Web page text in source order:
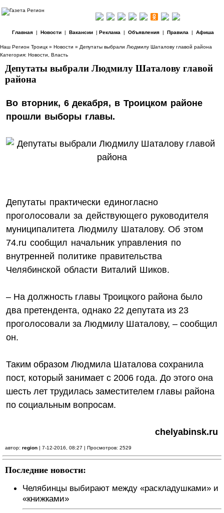
Главная| Новости| Вакансии| Реклама | Объявления| Правила | Афиша
Наш Регион Троицк » Новости » Депутаты выбрали Людмилу Шаталову главой района
Категория: Новости Власть
Депутаты выбрали Людмилу Шаталову главой
района
Во вторник, 6 декабря, в Троицком районе
прошли выборы главы.
Депутаты практически единогласно
проголосовали за действующего руководителя
муниципалитета Людмилу Шаталову. Об этом
74.ru сообщил начальник управления по
внутренней политике правительства
Челябинской области Виталий Шиков.
– На должность главы Троицкого района было
два претендента, однако 22 депутата из 23
проголосовали за Людмилу Шаталову, – сообщил
он.
Таким образом Людмила Шаталова сохранила
пост, который занимает с 2006 года. До этого она
шесть лет трудилась заместителем главы района
по социальным вопросам.
chelyabinsk.ru
автор: region | 7-12-2016, 08:27 | Просмотров: 2529
Последние новости:
Челябинцы выбирают между «раскладушками» и
«книжками»